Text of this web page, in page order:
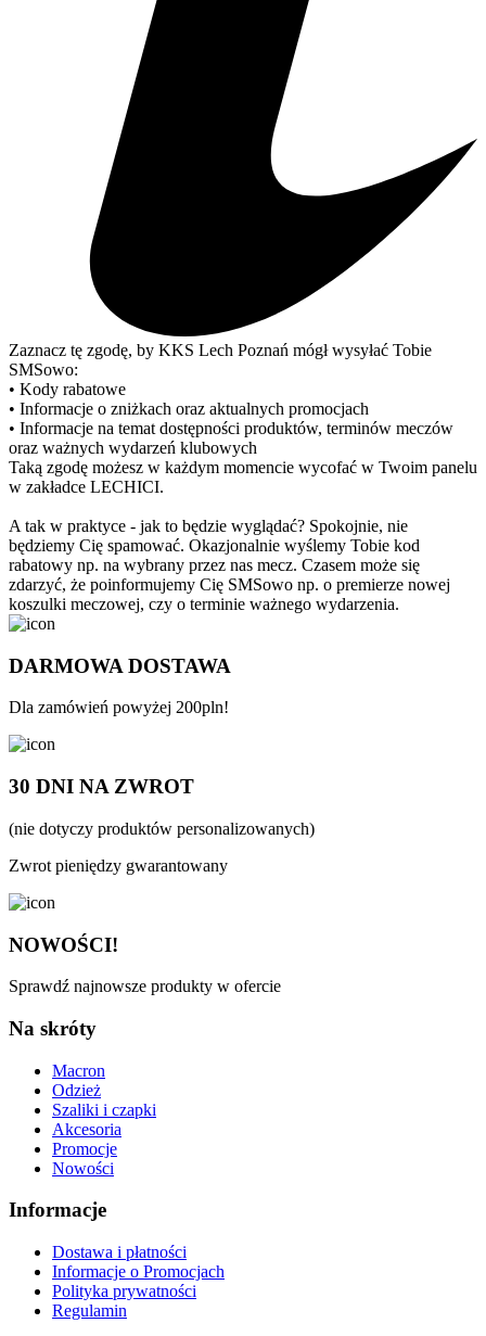
Zaznacz tę zgodę, by KKS Lech Poznań mógł wysyłać Tobie
SMSowo:
• Kody rabatowe
• Informacje o zniżkach oraz aktualnych promocjach
• Informacje na temat dostępności produktów, terminów meczów
oraz ważnych wydarzeń klubowych
Taką zgodę możesz w każdym momencie wycofać w Twoim panelu
w zakładce LECHICI.
A tak w praktyce - jak to będzie wyglądać? Spokojnie, nie
będziemy Cię spamować. Okazjonalnie wyślemy Tobie kod
rabatowy np. na wybrany przez nas mecz. Czasem może się
zdarzyć, że poinformujemy Cię SMSowo np. o premierze nowej
koszulki meczowej, czy o terminie ważnego wydarzenia.
DARMOWA DOSTAWA
Dla zamówień powyżej 200pln!
30 DNI NA ZWROT
(nie dotyczy produktów personalizowanych)
Zwrot pieniędzy gwarantowany
NOWOŚCI!
Sprawdź najnowsze produkty w ofercie
Na skróty
Macron
Odzież
Szaliki i czapki
Akcesoria
Promocje
Nowości
Informacje
Dostawa i płatności
Informacje o Promocjach
Polityka prywatności
Regulamin